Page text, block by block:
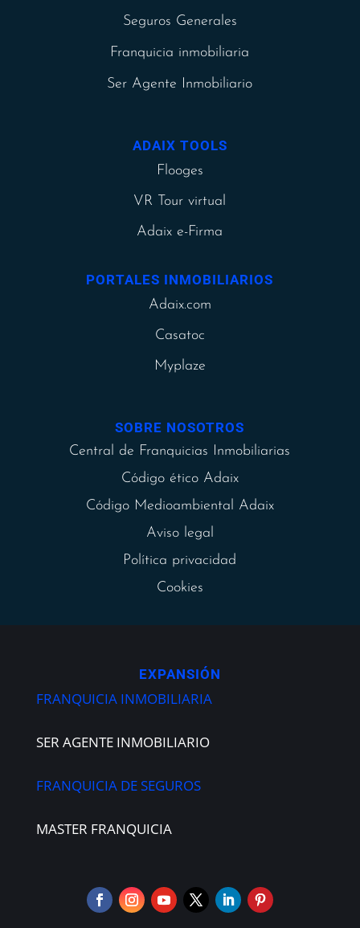
Seguros Generales
Franquicia inmobiliaria
Ser Agente Inmobiliario
ADAIX TOOLS
Flooges
VR Tour virtual
Adaix e-Firma
PORTALES INMOBILIARIOS
Adaix.com
Casatoc
Myplaze
SOBRE NOSOTROS
Central de Franquicias Inmobiliarias
Código ético Adaix
Código Medioambiental Adaix
Aviso legal
Política privacidad
Cookies
EXPANSIÓN
FRANQUICIA INMOBILIARIA
SER AGENTE INMOBILIARIO
FRANQUICIA DE SEGUROS
MASTER FRANQUICIA